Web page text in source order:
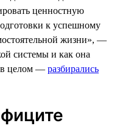
ценностную
к успешному
жизни», —
системы и как она
в целом — разбирались